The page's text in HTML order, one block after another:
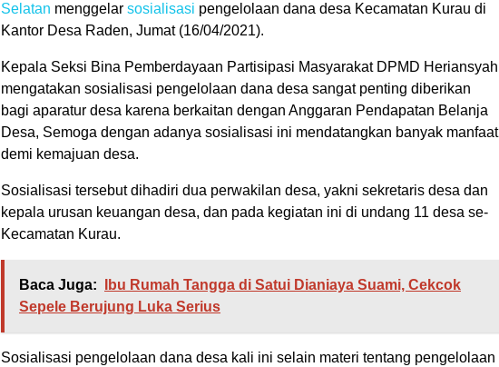
Selatan menggelar sosialisasi pengelolaan dana desa Kecamatan Kurau di
Kantor Desa Raden, Jumat (16/04/2021).
Kepala Seksi Bina Pemberdayaan Partisipasi Masyarakat DPMD Heriansyah
mengatakan sosialisasi pengelolaan dana desa sangat penting diberikan
bagi aparatur desa karena berkaitan dengan Anggaran Pendapatan Belanja
Desa, Semoga dengan adanya sosialisasi ini mendatangkan banyak manfaat
demi kemajuan desa.
Sosialisasi tersebut dihadiri dua perwakilan desa, yakni sekretaris desa dan
kepala urusan keuangan desa, dan pada kegiatan ini di undang 11 desa se-
Kecamatan Kurau.
Baca Juga:
Ibu Rumah Tangga di Satui Dianiaya Suami, Cekcok
Sepele Berujung Luka Serius
Sosialisasi pengelolaan dana desa kali ini selain materi tentang pengelolaan